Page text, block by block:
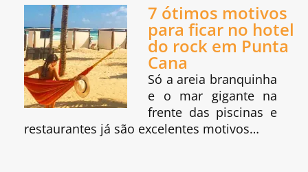
7 ótimos motivos
para ficar no hotel
do rock em Punta
Cana
Só a areia branquinha
e o mar gigante na
frente das piscinas e
restaurantes já são excelentes motivos…